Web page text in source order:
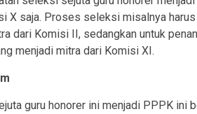
X saja. Proses seleksi misalnya
dari Komisi II, sedangkan untuk
menjadi mitra dari Komisi XI.
guru honorer ini menjadi PPPK ini